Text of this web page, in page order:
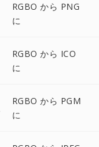
RGBO から PNG
に
RGBO から ICO
に
RGBO から PGM
に